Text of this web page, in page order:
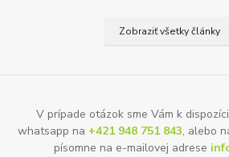
Zobraziť všetky články
V prípade otázok sme Vám k
whatsapp na +421 948 751 843, alebo
písomne na e-mailovej adrese